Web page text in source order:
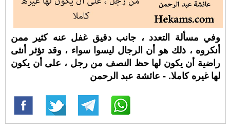
وفي مسألة التعدد ، جانب دقيق غفل عنه كثير ممن
أنكروه ، ذلك هو أن الرجال ليسوا سواء ، وقد تؤثر أنثى
راضية أن يكون لها حظ النصف من رجل ، على أن يكون
لها غيره كاملا. - عائشة عبد الرحمن